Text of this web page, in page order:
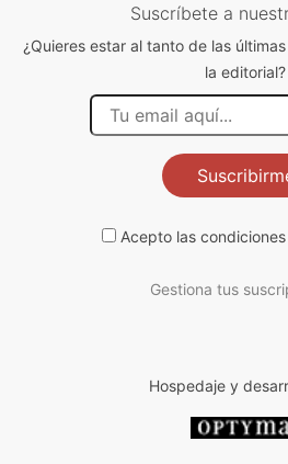
Suscríbete a
¿Quieres estar al tanto de las
la editorial?
Acepto las
Gestiona tus
Hospedaje y